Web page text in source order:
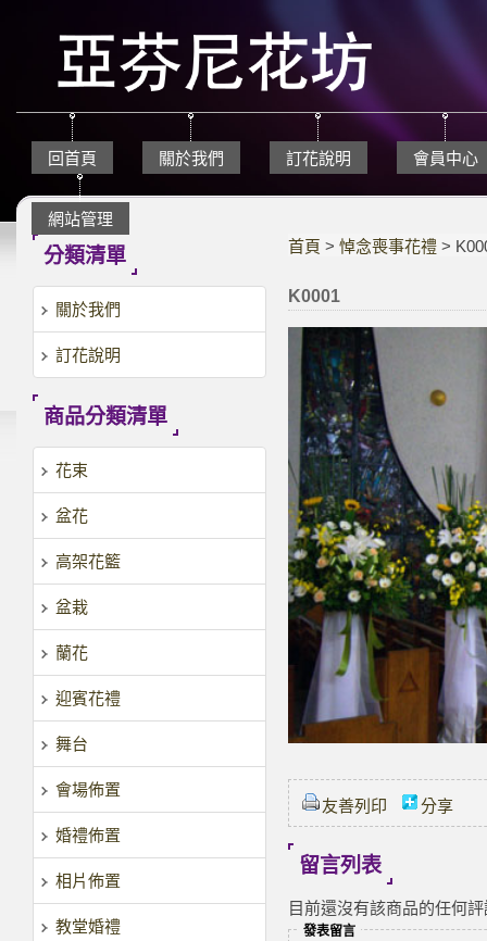
回首頁 關於我們 訂花說明 會員中心
網站管理
分類清單
關於我們
訂花說明
商品分類清單
花束
盆花
高架花籃
盆栽
蘭花
迎賓花禮
舞台
會場佈置
婚禮佈置
相片佈置
教堂婚禮
首頁 >悼念喪事花禮 >
K0001
友善列印 分享
留言列表
目前還沒有該商品的任何
發表留言